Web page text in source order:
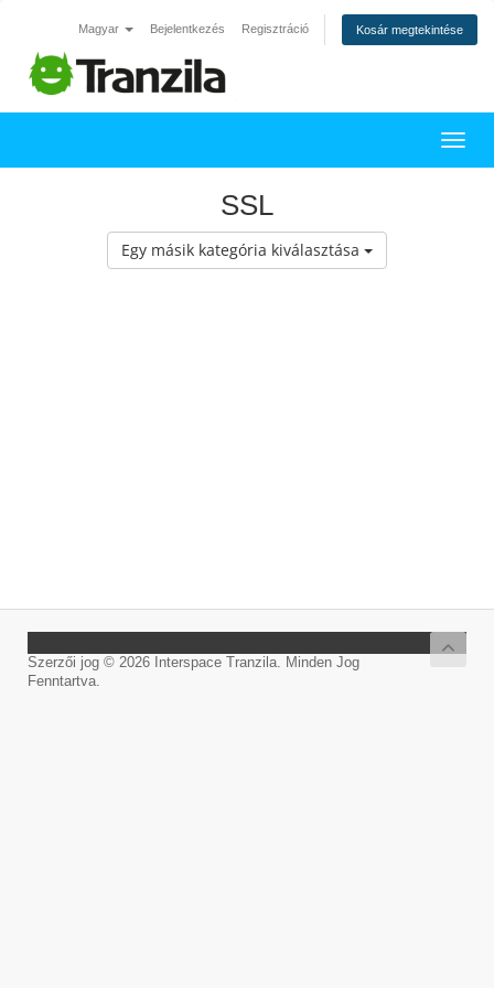
Magyar Bejelentkezés Regisztráció Kosár megtekintése
SSL
Egy másik kategória kiválasztása
Szerzői jog © 2026 Interspace Tranzila. Minden Jog
Fenntartva.